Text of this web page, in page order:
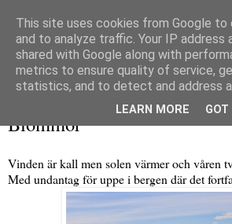
Blommor
Vinden är kall men solen värmer och våren
Med undantag för uppe i bergen där det
This site uses cookies from Google to
and to analyze traffic. Your IP address
shared with Google along with
metrics to ensure quality of service,
statistics, and to detect and address
LEARN MORE GOT